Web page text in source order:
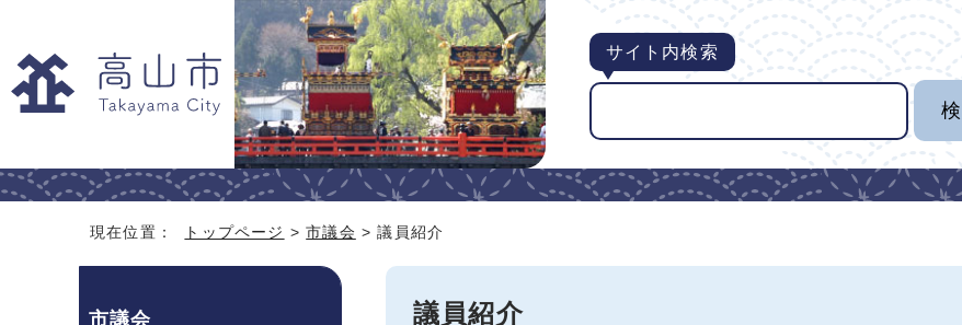
サイト内検索
現在位置： トップページ >市議会 > 議員紹介
議員紹介
市議会